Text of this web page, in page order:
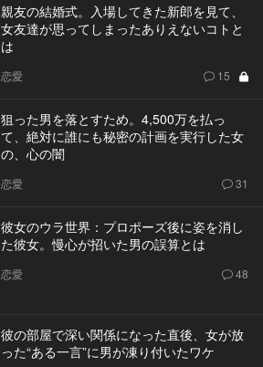
親友の結婚式。入場してきた新郎を見て、
女友達が思ってしまったありえないコトと
は
恋愛 15
狙った男を落とすため。4,500万を払っ
て、絶対に誰にも秘密の計画を実行した女
の、心の闇
恋愛 31
彼女のウラ世界：プロポーズ後に姿を消し
た彼女。慢心が招いた男の誤算とは
恋愛 48
彼の部屋で深い関係になった直後、女が放
った“ある一言”に男が凍り付いたワケ